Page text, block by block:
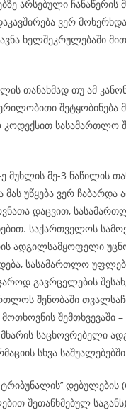
არსებული ჩანაწერის
ვერ
ხელშეკრულებაში
თანახმად თუ ამ
შეტყობინება
სასამართლო
მე-3 ნაწილის
უწყება ვერ ჩაბარდა
დაცვით,
საქართველოს
ადგილსამყოფელი
სასამართლო
გავრცელების
შენობაში
შემთხვევაში –
საცხოვრებელი
სხვა საშუალებებში
შეთანხმებულ